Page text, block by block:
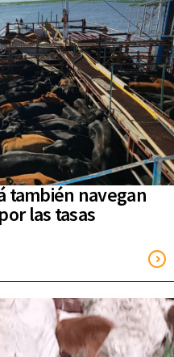
también navegan
las tasas